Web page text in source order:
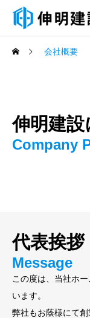
会社概要
伸明建
Company
代表挨拶
Message
この度は、当社ホ
います。
弊社もお蔭様にて